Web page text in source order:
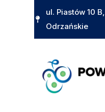
treściul. Piastów 10
Odrzańskie